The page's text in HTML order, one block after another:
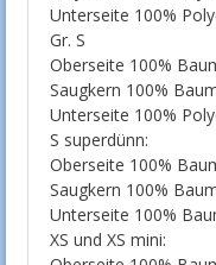
Unterseite 100%
Gr. S
Oberseite 100%
Saugkern 100%
Unterseite 100%
S superdünn:
Oberseite 100%
Saugkern 100%
Unterseite 100%
XS und XS mini: